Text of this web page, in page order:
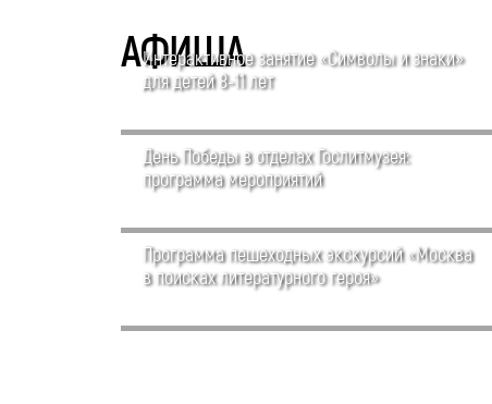
АФИША
Интерактивное занятие «Символы и знаки»
для детей 8-11 лет
День Победы в отделах Гослитмузея:
программа мероприятий
Программа пешеходных экскурсий «Москва
в поисках литературного героя»